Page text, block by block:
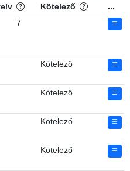
Kötelező
...
7
Kötelező
Kötelező
Kötelező
Kötelező